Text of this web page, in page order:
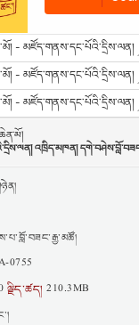
0755
ལྗིད་ཚད། 210.3MB